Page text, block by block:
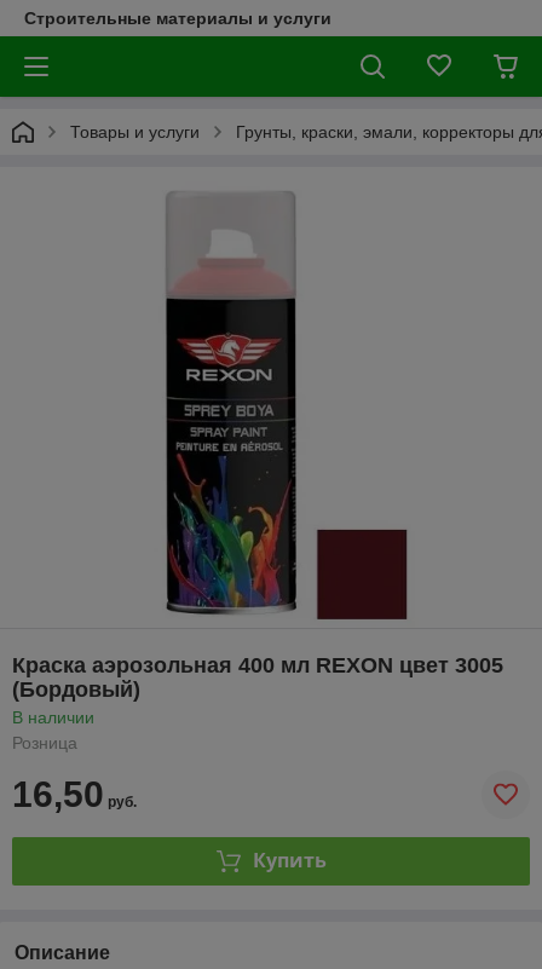
Строительные материалы и услуги
Товары и услуги Грунты, краски, эмали, корректоры
Краска аэрозольная 400 мл REXON цвет 3005
(Бордовый)
В наличии
Розница
16,50 руб.
Купить
Описание